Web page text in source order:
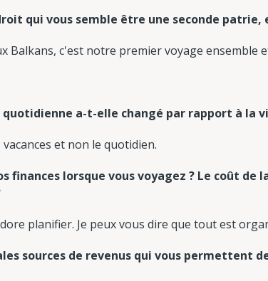
qui vous semble être une seconde patrie,
Balkans, c'est notre premier voyage ensemble
a-t-elle changé par rapport à la
et non le quotidien.
finances lorsque vous voyagez ? Le coût
planifier. Je peux vous dire que tout est
sources de revenus qui vous permettent